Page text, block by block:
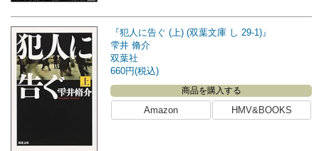
『犯人に告ぐ (上) (双葉文庫 し 29-1)』
雫井 脩介
双葉社
660円(税込)
商品を購入する
Amazon HMV&BOOKS